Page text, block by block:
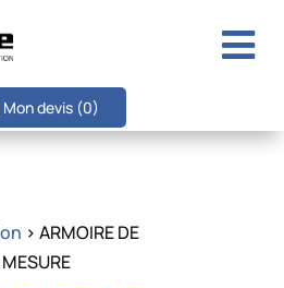

Mon devis (0)
> ARMOIRE DE